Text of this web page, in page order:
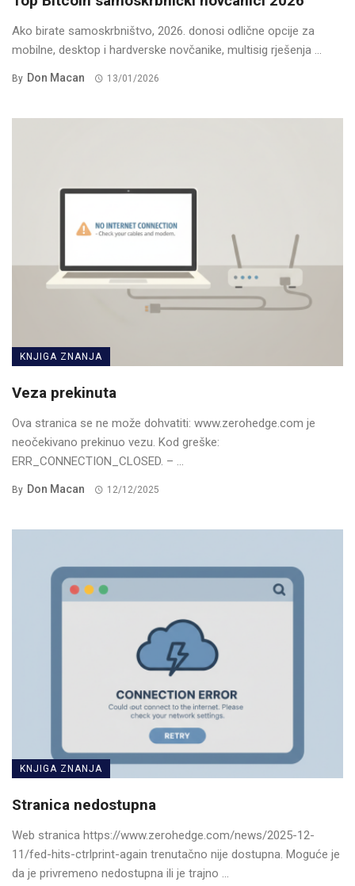
Ako birate samoskrbništvo, 2026. donosi odlične opcije za
mobilne, desktop i hardverske novčanike, multisig rješenja ...
By Don Macan 13/01/2026
KNJIGA ZNANJA
Veza prekinuta
Ova stranica se ne može dohvatiti: www.zerohedge.com je
neočekivano prekinuo vezu. Kod greške:
ERR_CONNECTION_CLOSED. – ...
By Don Macan 12/12/2025
KNJIGA ZNANJA
Stranica nedostupna
Web stranica https://www.zerohedge.com/news/2025-12-
11/fed-hits-ctrlprint-again trenutačno nije dostupna. Moguće je
da je privremeno nedostupna ili je trajno ...